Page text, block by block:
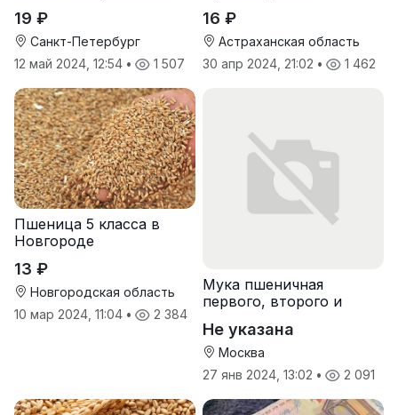
19 ₽
Санкт-Петербург
12 май 2024, 12:54 • 1 507
16 ₽
Астраханская область
30 апр 2024, 21:02 • 1 462
Пшеница 5 класса в
Новгороде
13 ₽
Новгородская область
10 мар 2024, 11:04 • 2 384
Мука пшеничная
первого, второго и
Не указана
Москва
27 янв 2024, 13:02 • 2 091